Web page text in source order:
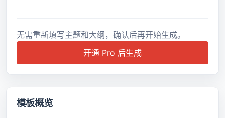
无需重新填写主题和大纲，确认后再开始生成。
开通 Pro 后生成
模板概览